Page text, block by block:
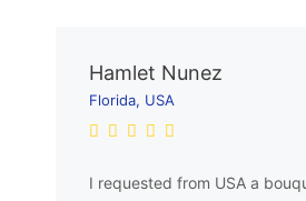
Hamlet Nunez
Florida, USA
I requested from USA a